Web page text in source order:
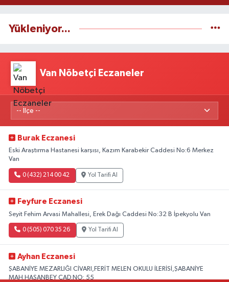
Yükleniyor...
Van Nöbetçi Eczaneler
Burak Eczanesi
Eski Araştırma Hastanesi karşısı, Kazım Karabekir Caddesi No:6 Merkez
Van
0 (432) 214 00 42 Yol Tarifi Al
Feyfure Eczanesi
Seyit Fehim Arvasi Mahallesi, Erek Dağı Caddesi No:32 B İpekyolu Van
0 (505) 070 35 26 Yol Tarifi Al
Ayhan Eczanesi
ŞABANİYE MEZARLIĞI CİVARI,FERİT MELEN OKULU İLERİSİ,ŞABANİYE
MAH.HASANBEY CAD.NO: 55